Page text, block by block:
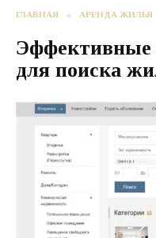
ГЛАВНАЯ » АРЕНДА ЖИЛЬЯ
Эффективные
для поиска